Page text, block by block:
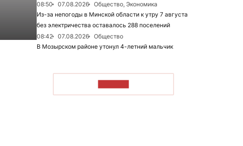
08:50
07.08.2026
Общество, Экономика
Из-за непогоды в Минской области к утру 7 августа
без электричества оставалось 288 поселений
08:42
07.08.2026
Общество
В Мозырском районе утонул 4-летний мальчик